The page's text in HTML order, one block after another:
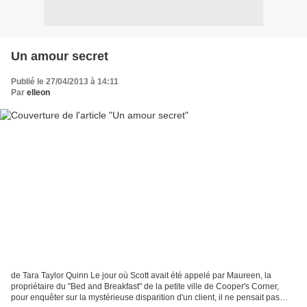
Un amour secret
Publié le 27/04/2013 à 14:11
Par elleon
de Tara Taylor Quinn Le jour où Scott avait été appelé par Maureen, la
propriétaire du "Bed and Breakfast" de la petite ville de Cooper's Corner,
pour enquêter sur la mystérieuse disparition d'un client, il ne pensait pas